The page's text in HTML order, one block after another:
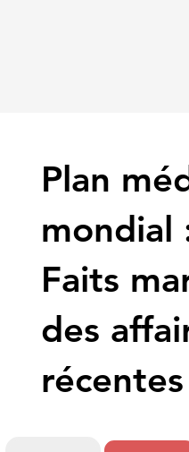
Plan
mondial
Faits
des
récentes